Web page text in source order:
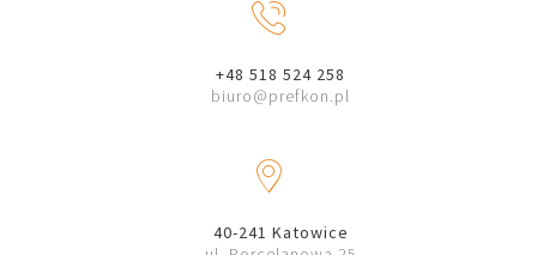
N
+48 518 524 258
biuro@prefkon.pl
M
40-241 Katowice